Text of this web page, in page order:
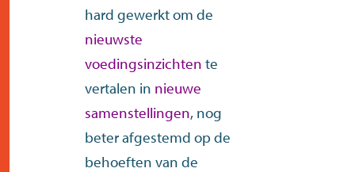
hard gewerkt om de
nieuwste
voedingsinzichten te
vertalen in nieuwe
samenstellingen, nog
beter afgestemd op de
behoeften van de